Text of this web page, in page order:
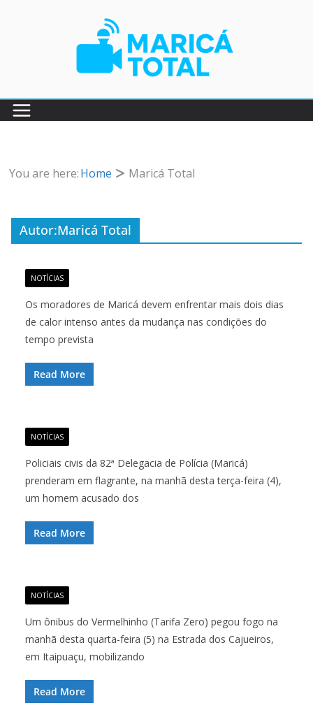
You are here:Home Maricá Total
Autor:Maricá Total
NOTÍCIAS
Os moradores de Maricá devem enfrentar mais dois dias
de calor intenso antes da mudança nas condições do
tempo prevista
Read More
NOTÍCIAS
Policiais civis da 82ª Delegacia de Polícia (Maricá)
prenderam em flagrante, na manhã desta terça-feira (4),
um homem acusado dos
Read More
NOTÍCIAS
Um ônibus do Vermelhinho (Tarifa Zero) pegou fogo na
manhã desta quarta-feira (5) na Estrada dos Cajueiros,
em Itaipuaçu, mobilizando
Read More